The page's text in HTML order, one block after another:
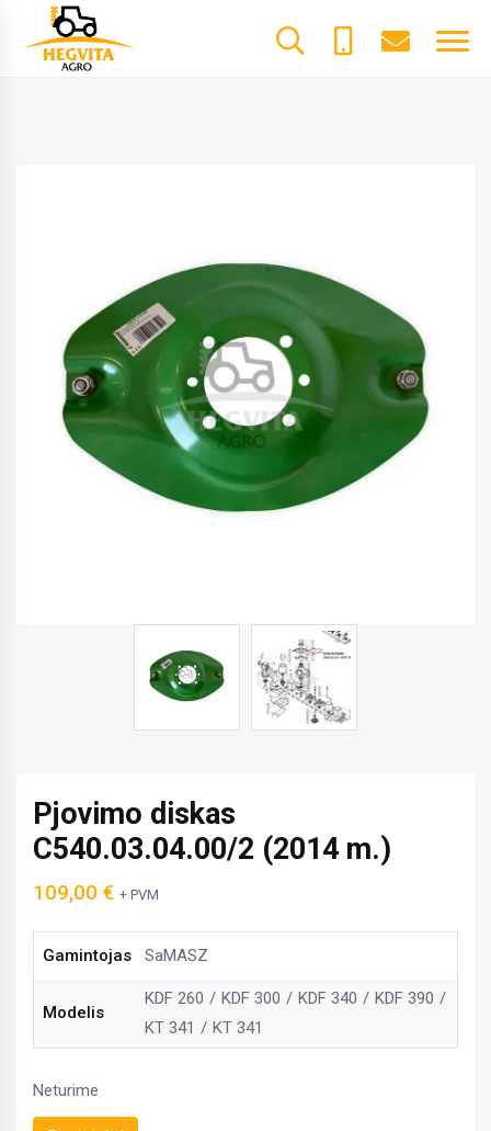
Pjovimo diskas
C540.03.04.00/2 (2014 m.)
109,00 € + PVM
Gamintojas SaMASZ
Modelis
KDF 260 KDF 300 KDF 340
KDF 390
KT 341
KT 341
Neturime